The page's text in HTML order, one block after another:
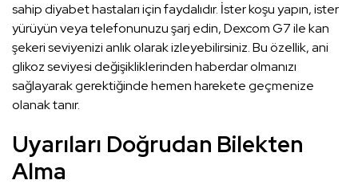
sahip diyabet hastaları için faydalıdır. İster koşu yapın, ister
yürüyün veya telefonunuzu şarj edin, Dexcom G7 ile kan
şekeri seviyenizi anlık olarak izleyebilirsiniz. Bu özellik, ani
glikoz seviyesi değişikliklerinden haberdar olmanızı
sağlayarak gerektiğinde hemen harekete geçmenize
olanak tanır.
Uyarıları Doğrudan Bilekten
Alma